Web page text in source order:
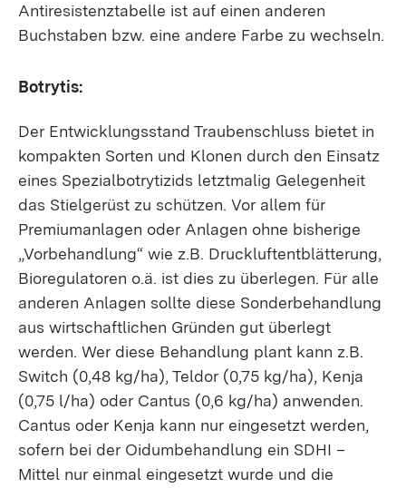
Antiresistenztabelle ist auf einen anderen
Buchstaben bzw. eine andere Farbe zu wechseln.
Botrytis:
Der Entwicklungsstand Traubenschluss bietet in
kompakten Sorten und Klonen durch den Einsatz
eines Spezialbotrytizids letztmalig Gelegenheit
das Stielgerüst zu schützen. Vor allem für
Premiumanlagen oder Anlagen ohne bisherige
„Vorbehandlung“ wie z.B. Druckluftentblätterung,
Bioregulatoren o.ä. ist dies zu überlegen. Für alle
anderen Anlagen sollte diese Sonderbehandlung
aus wirtschaftlichen Gründen gut überlegt
werden. Wer diese Behandlung plant kann z.B.
Switch (0,48 kg/ha), Teldor (0,75 kg/ha), Kenja
(0,75 l/ha) oder Cantus (0,6 kg/ha) anwenden.
Cantus oder Kenja kann nur eingesetzt werden,
sofern bei der Oidumbehandlung ein SDHI –
Mittel nur einmal eingesetzt wurde und die